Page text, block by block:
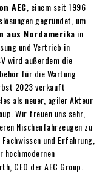
AEC, einem seit 1996
gegründet, um
aus Nordamerika in
und Vertrieb in
wird außerdem die
für die Wartung
2023 verkauft
als neuer, agiler Akteur
Wir freuen uns sehr,
Nischenfahrzeugen zu
und Erfahrung,
hochmodernen
CEO der AEC Group.